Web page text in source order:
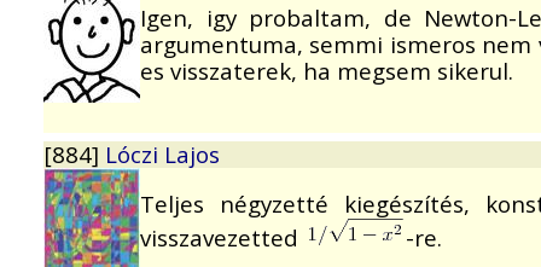
Igen, igy probaltam, de Newton-
argumentuma, semmi ismeros
es visszaterek, ha megsem sikerul.
[884] Lóczi Lajos
Teljes négyzetté kiegészítés,
visszavezetted
-re.